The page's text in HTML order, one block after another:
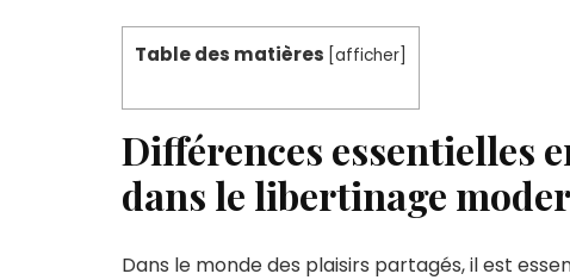
Table des matières [afficher]
Différences essentielles
dans le libertinage
Dans le monde des plaisirs partagés, il est